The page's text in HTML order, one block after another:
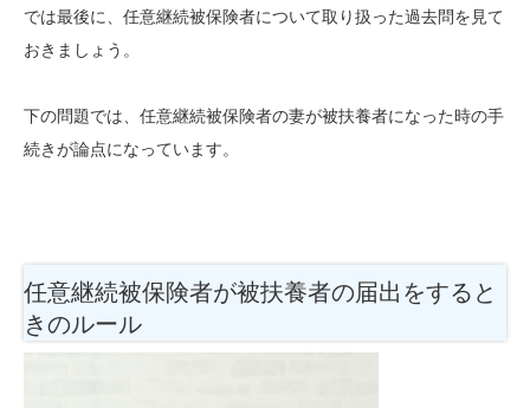
では最後に、任意継続被保険者について取り扱った過去問を見て
おきましょう。
下の問題では、任意継続被保険者の妻が被扶養者になった時の手
続きが論点になっています。
任意継続被保険者が被扶養者の届出をすると
きのルール